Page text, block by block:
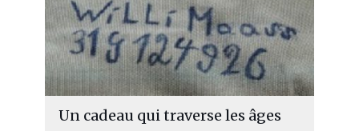
Un cadeau qui traverse les âges